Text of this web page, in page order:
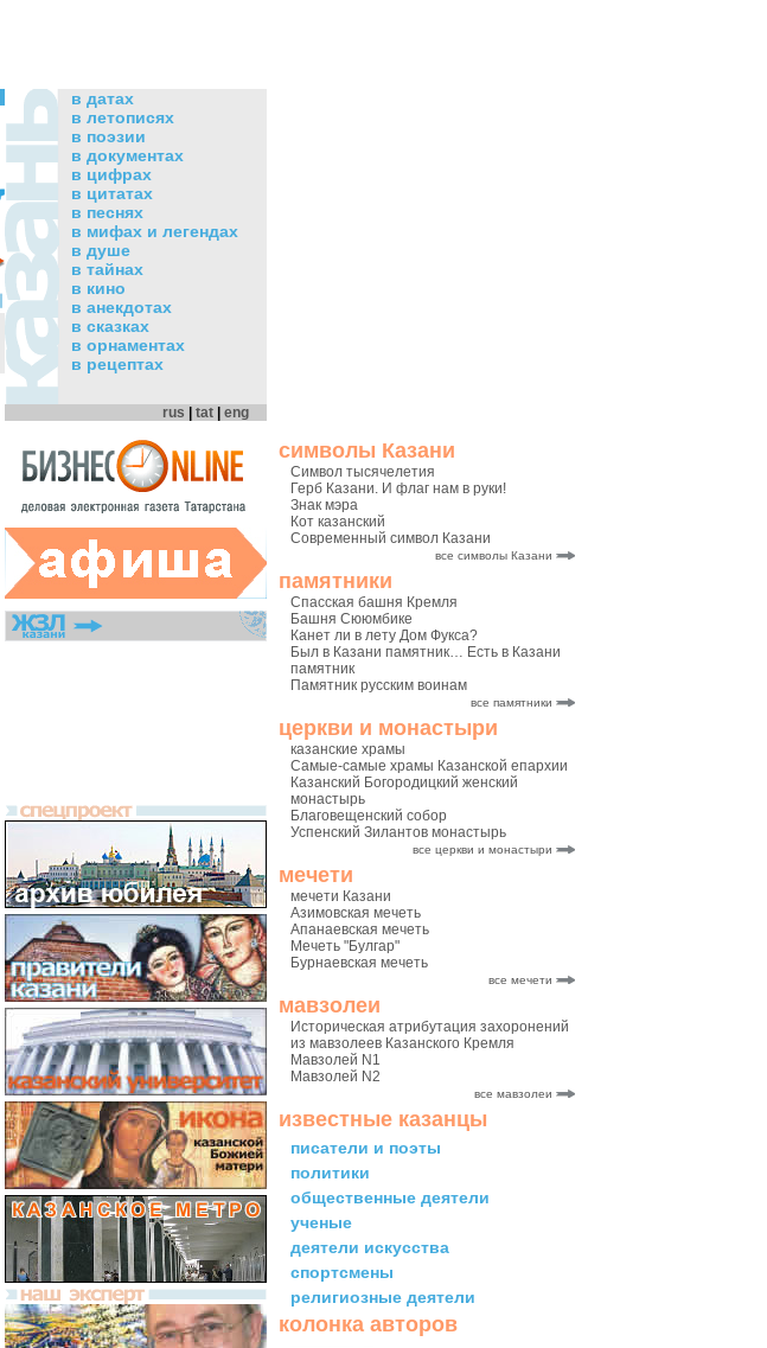
символы Казани
Символ тысячелетия
Герб Казани. И флаг нам в руки!
Знак мэра
Кот казанский
Современный символ Казани
все символы Казани
памятники
Спасская башня Кремля
Башня Сююмбике
Канет ли в лету Дом Фукса?
Был в Казани памятник… Есть в Казани
памятник
Памятник русским воинам
все памятники
церкви и монастыри
казанские храмы
Самые-самые храмы Казанской епархии
Казанский Богородицкий женский
монастырь
Благовещенский собор
Успенский Зилантов монастырь
все церкви и монастыри
мечети
мечети Казани
Азимовская мечеть
Апанаевская мечеть
Мечеть "Булгар"
Бурнаевская мечеть
все мечети
мавзолеи
Историческая атрибутация захоронений
из мавзолеев Казанского Кремля
Мавзолей N1
Мавзолей N2
все мавзолеи
известные казанцы
писатели и поэты
политики
общественные деятели
ученые
деятели искусства
спортсмены
религиозные деятели
колонка авторов
в датах
в летописях
в поэзии
в документах
в цифрах
в цитатах
в песнях
в мифах и легендах
в душе
в тайнах
в кино
в анекдотах
в сказках
в орнаментах
в рецептах
rus tat eng